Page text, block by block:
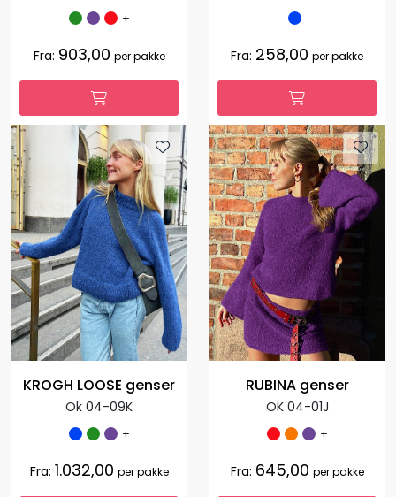
+
Fra: 903,00 per pakke Fra: 258,00 per pakke
KROGH LOOSE genser
Ok 04-09K
+
Fra: 1.032,00 per pakke
RUBINA genser
OK 04-01J
+
Fra: 645,00 per pakke